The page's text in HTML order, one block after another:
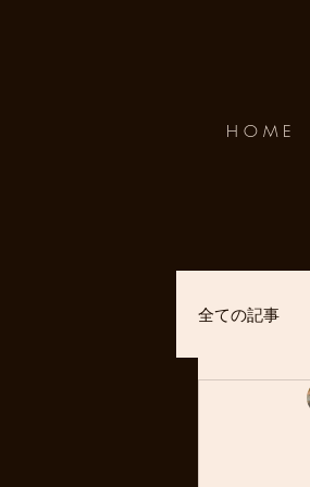
H O M E
全ての記事